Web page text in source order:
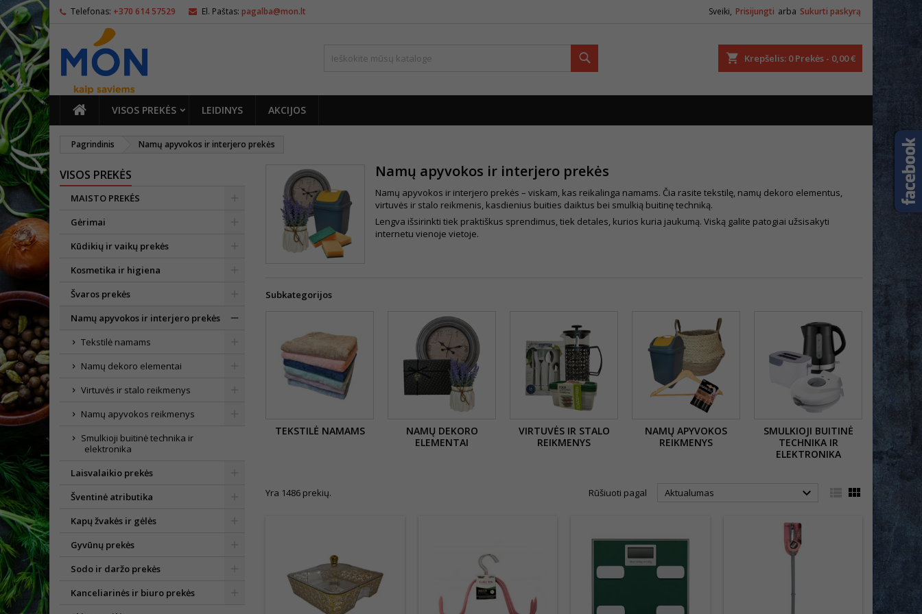
Telefonas: +370 614 57529 El. Paštas: pagalba@mon.lt Sveiki, Prisijungti arba Sukurti paskyrą
Krepšelis 0 Prekės - 0,00 €
PAGRINDINIS
VISOS PREKĖS LEIDINYS AKCIJOS
Pagrindinis Namų apyvokos ir interjero prekės
VISOS PREKĖS
MAISTO PREKĖS
Gėrimai
Kūdikių ir vaikų prekės
Kosmetika ir higiena
Švaros prekės
Namų apyvokos ir interjero prekės
Tekstilė namams
Namų dekoro elementai
Virtuvės ir stalo reikmenys
Namų apyvokos reikmenys
Smulkioji buitinė technika ir
elektronika
Laisvalaikio prekės
Šventinė atributika
Kapų žvakės ir gėlės
Gyvūnų prekės
Sodo ir daržo prekės
Kanceliarinės ir biuro prekės
Namų apyvokos ir interjero prekės
Namų apyvokos ir interjero prekės – viskam, kas reikalinga namams. Čia rasite tekstilę, namų dekoro elementus,
virtuvės ir stalo reikmenis, kasdienius buities daiktus bei smulkią buitinę techniką.
Lengva išsirinkti tiek praktiškus sprendimus, tiek detales, kurios kuria jaukumą. Viską galite patogiai užsisakyti
internetu vienoje vietoje.
Subkategorijos
TEKSTILĖ NAMAMS
NAMŲ DEKORO
ELEMENTAI
VIRTUVĖS IR STALO
REIKMENYS
NAMŲ APYVOKOS
REIKMENYS
SMULKIOJI BUITINĖ
TECHNIKA IR
ELEKTRONIKA
Yra 1486 prekių. Rūšiuoti pagal Aktualumas  